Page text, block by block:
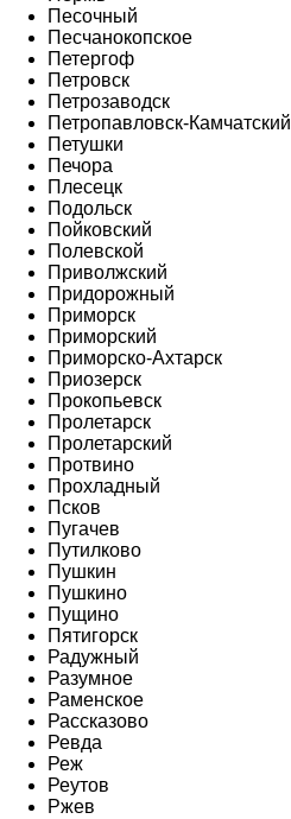
Песочный
Песчанокопское
Петергоф
Петровск
Петрозаводск
Петропавловск-Камчатский
Петушки
Печора
Плесецк
Подольск
Пойковский
Полевской
Приволжский
Придорожный
Приморск
Приморский
Приморско-Ахтарск
Приозерск
Прокопьевск
Пролетарск
Пролетарский
Протвино
Прохладный
Псков
Пугачев
Путилково
Пушкин
Пушкино
Пущино
Пятигорск
Радужный
Разумное
Раменское
Рассказово
Ревда
Реж
Реутов
Ржев